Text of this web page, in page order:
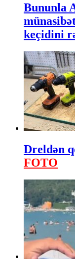
Bununla
keçidini
Dreldən
FOTO